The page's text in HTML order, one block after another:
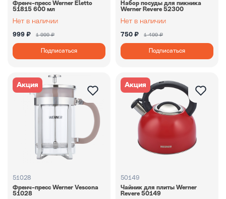
Френч-пресс Werner Eletto
51815 600 мл
999 ₽ 1 999 ₽
Подписаться
Набор посуды для пикника
Werner Revere 52300
750 ₽ 1 499 ₽
Подписаться
Акция
51028
Френч-пресс Werner Vescona
51028
Акция
50149
Чайник для плиты Werner
Revere 50149